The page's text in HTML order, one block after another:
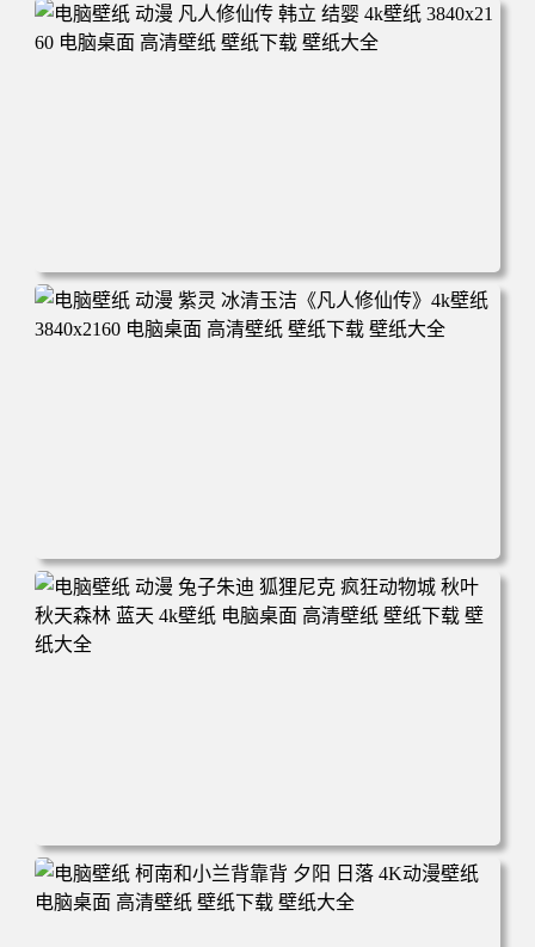
年回忆 荷塘荷叶 蜡笔小新 电脑桌面 高清壁纸 壁纸下载 壁
电脑壁纸 动漫 凡人修仙传 韩立 结婴 4k壁纸 3840x2160 电
脑桌面 高清壁纸 壁纸下载 壁纸大全
电脑壁纸 动漫 紫灵 冰清玉洁《凡人修仙传》4k壁纸 3840x2
160 电脑桌面 高清壁纸 壁纸下载 壁纸大全
电脑壁纸 动漫 兔子朱迪 狐狸尼克 疯狂动物城 秋叶 秋天森
林 蓝天 4k壁纸 电脑桌面 高清壁纸 壁纸下载 壁纸大全